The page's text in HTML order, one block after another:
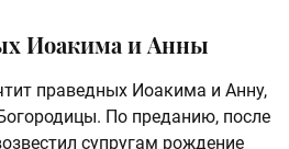
Иоакима и Анны
праведных Иоакима и Анну,
По преданию, после
супругам рождение